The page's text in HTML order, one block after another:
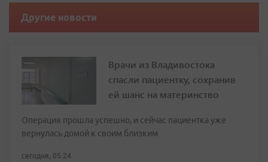
Другие новости
Врачи из Владивостока
спасли пациентку, сохранив
ей шанс на материнство
Операция прошла успешно, и сейчас пациентка уже
вернулась домой к своим близким
сегодня, 05:24